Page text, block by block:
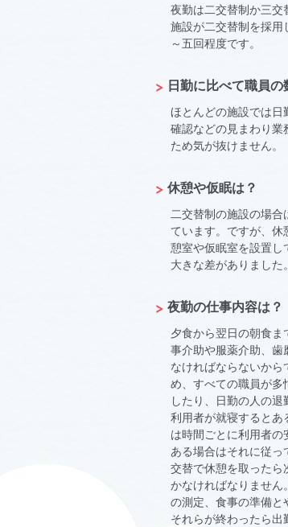
夜勤は二交替制か三
施設が二交替制を採
～五回程度です。
日勤に比べて職員
ほとんどの施設では
確認などの見まわり業
ため気が抜けません。
休憩や仮眠は？
二交替制の施設の場
ています。ですが、
憩室や仮眠室を設置し
大きな差がありました。
夜勤の仕事内容は？
夕食から翌日の朝食
事介助や服薬介助、
なければならないか
め、すべての職員が
したり、日勤の人の
利用者が就寝すると
は時間ごとに利用者
ある場合はそれに従っ
交替で休憩を取った
かなければなりませ
の測定、食事の準備と
それらが終わったら